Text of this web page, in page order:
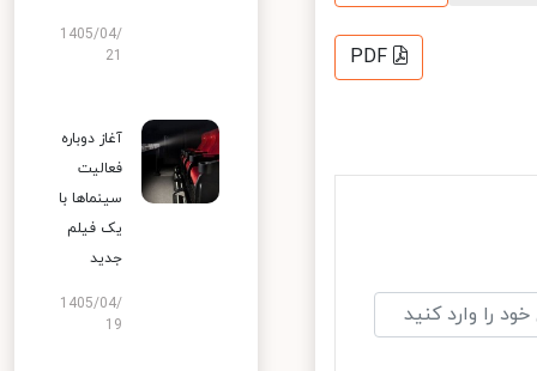
PDF
1405/04/
آغاز دوباره
فعالیت
سینماها با
یک فیلم
جدید
1405/04/
19